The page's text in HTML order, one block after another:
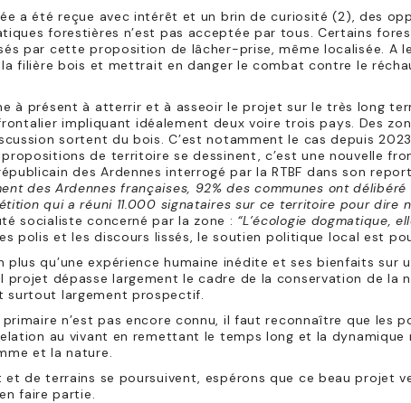
a été reçue avec intérêt et un brin de curiosité (2), des
forestières n’est pas acceptée par tous. Certains
par cette proposition de lâcher-prise, même localisée. A
filière bois et mettrait en danger le combat contre le
à présent à atterrir et à asseoir le projet sur le très long
impliquant idéalement deux voire trois pays. Des
sortent du bois. C’est notamment le cas depuis
de territoire se dessinent, c’est une nouvelle
des Ardennes interrogé par la RTBF dans son
des Ardennes françaises, 92% des communes ont
qui a réuni 11.000 signataires sur ce territoire pour dire
socialiste concerné par la zone : “L’écologie dogmatique,
polis et les discours lissés, le soutien politique local est
qu’une expérience humaine inédite et ses bienfaits sur
projet dépasse largement le cadre de la conservation de la
surtout largement prospectif.
n’est pas encore connu, il faut reconnaître que les
au vivant en remettant le temps long et la dynamique
et la nature.
et de terrains se poursuivent, espérons que ce beau projet
faire partie.